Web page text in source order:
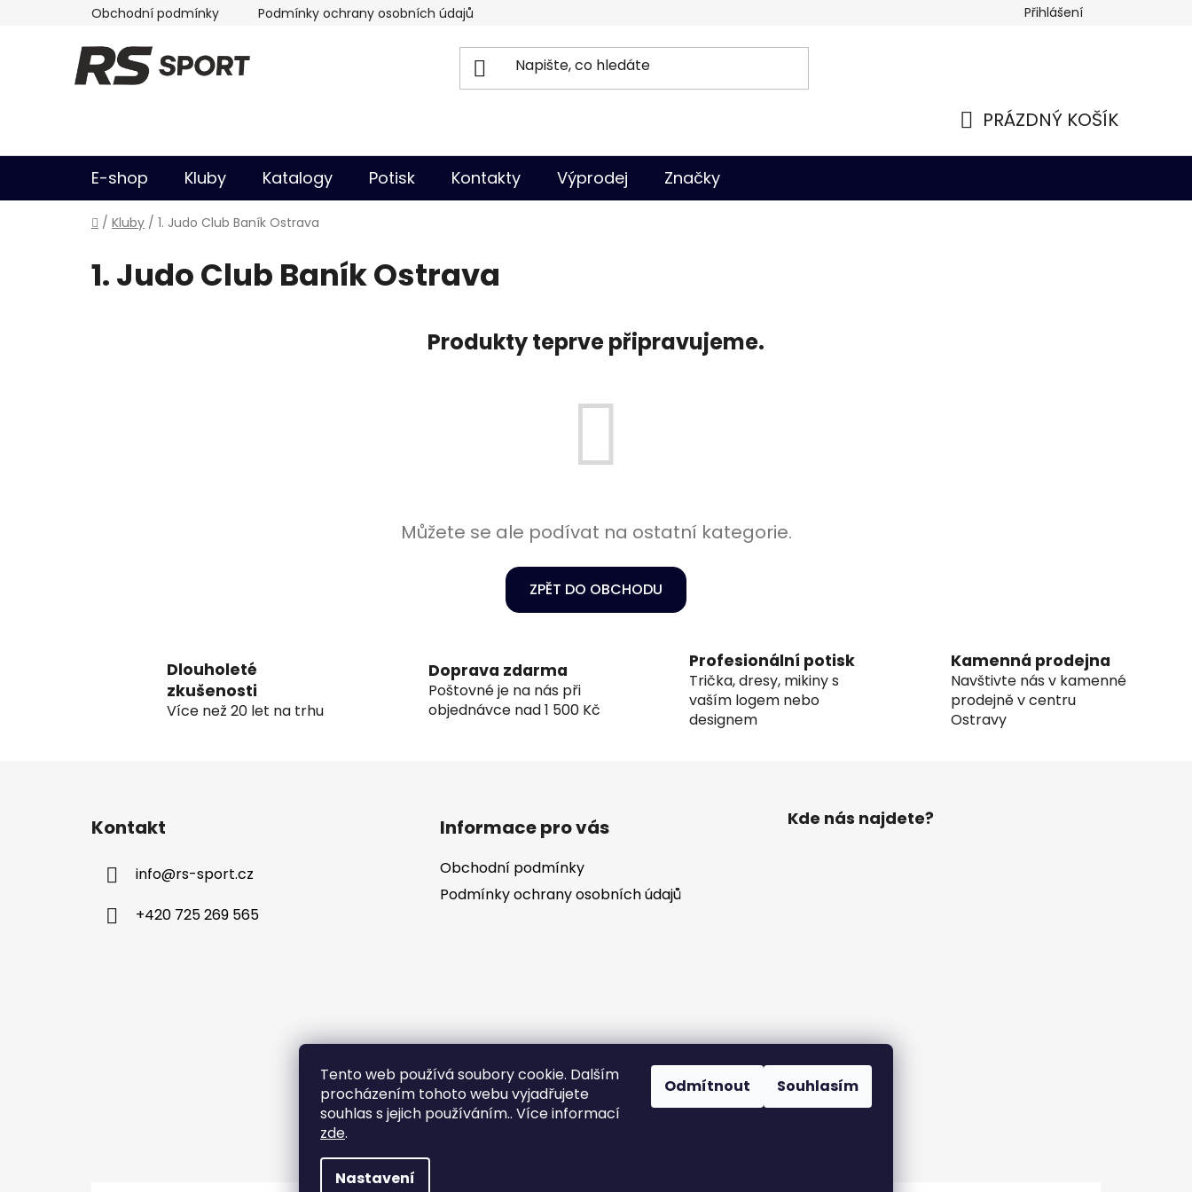
Tento web používá soubory cookie. Dalším
procházením tohoto webu vyjadřujete
souhlas s jejich používáním.. Více informací
zde.
Nastavení
Odmítnout Souhlasím
Obchodní podmínky Podmínky ochrany osobních údajů Přihlášení
PRÁZDNÝ KOŠÍK
E-shop Kluby Katalogy Potisk Kontakty Výprodej Značky
Domů
/ Kluby / 1. Judo Club Baník Ostrava
1. Judo Club Baník Ostrava
Produkty teprve připravujeme.
Můžete se ale podívat na ostatní kategorie.
ZPĚT DO OBCHODU
Dlouholeté
zkušenosti
Více než 20 let na trhu
Doprava zdarma
Poštovné je na nás při
objednávce nad 1 500 Kč
Profesionální potisk
Trička, dresy, mikiny s
vaším logem nebo
designem
Kamenná prodejna
Navštivte nás v kamenné
prodejně v centru
Ostravy
Kontakt
info@rs-sport.cz
+420 725 269 565
Informace pro vás
Obchodní podmínky
Podmínky ochrany osobních údajů
Kde nás najdete?